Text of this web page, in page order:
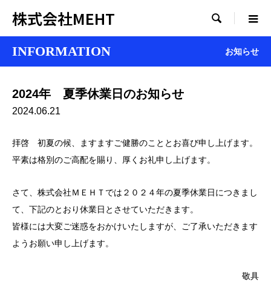
株式会社MEHT 
INFORMATION お知らせ
2024年 夏季休業日のお知らせ
2024.06.21
拝啓 初夏の候、ますますご健勝のこととお喜び申し上げます。
平素は格別のご高配を賜り、厚くお礼申し上げます。
さて、株式会社ＭＥＨＴでは２０２４年の夏季休業日につきまし
て、下記のとおり休業日とさせていただきます。
皆様には大変ご迷惑をおかけいたしますが、ご了承いただきます
ようお願い申し上げます。
敬具